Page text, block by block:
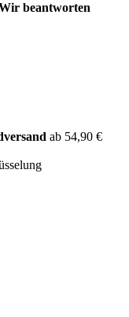
beantworten
ab 54,90 €